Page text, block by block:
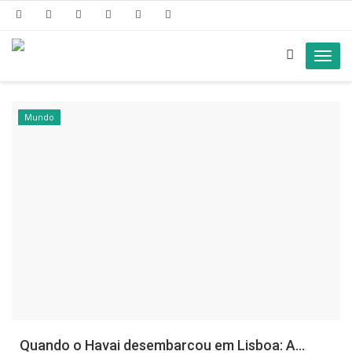
Mundo
Quando o Havai desembarcou em Lisboa: A...